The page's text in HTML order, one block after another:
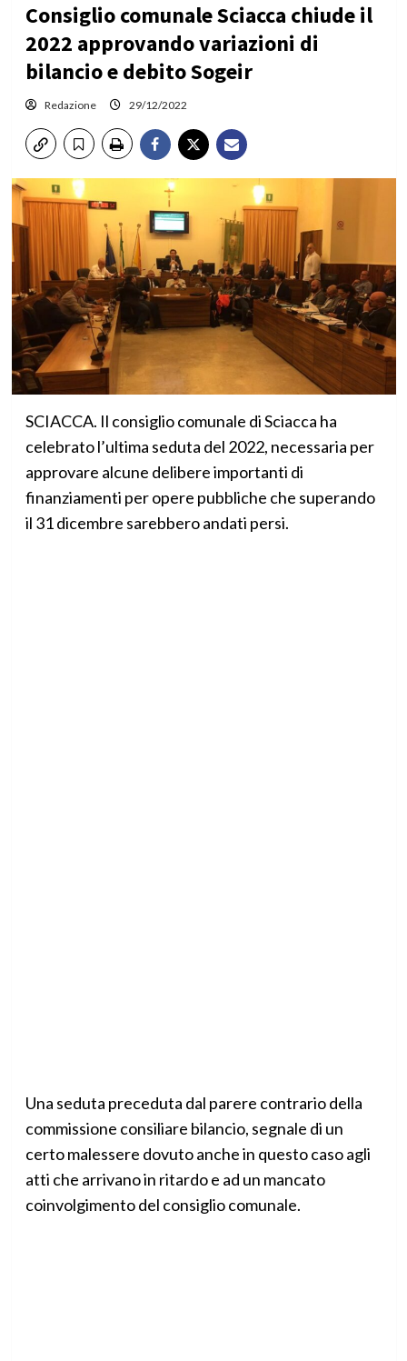
Consiglio comunale Sciacca chiude il
2022 approvando variazioni di
bilancio e debito Sogeir
Redazione 29/12/2022
SCIACCA. Il consiglio comunale di Sciacca ha
celebrato l’ultima seduta del 2022, necessaria per
approvare alcune delibere importanti di
finanziamenti per opere pubbliche che superando
il 31 dicembre sarebbero andati persi.
Una seduta preceduta dal parere contrario della
commissione consiliare bilancio, segnale di un
certo malessere dovuto anche in questo caso agli
atti che arrivano in ritardo e ad un mancato
coinvolgimento del consiglio comunale.